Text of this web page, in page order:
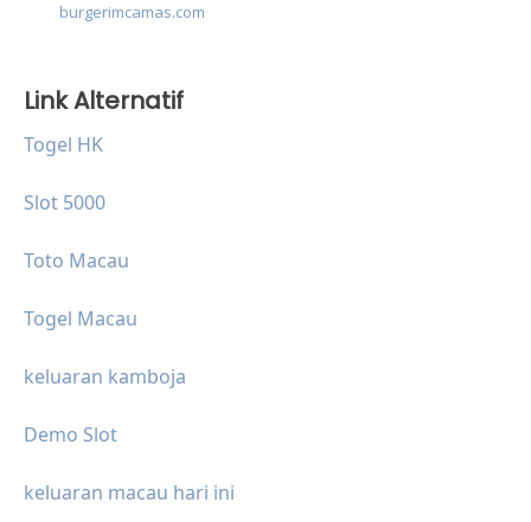
burgerimcamas.com
Link Alternatif
Togel HK
Slot 5000
Toto Macau
Togel Macau
keluaran kamboja
Demo Slot
keluaran macau hari ini